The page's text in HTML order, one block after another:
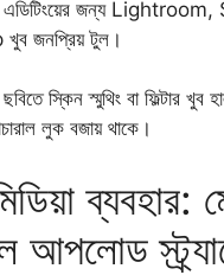
জন্য
জনপ্রিয় টুল।
স্কিন স্মুথিং বা ফিল্টার খুব
লুক বজায় থাকে।
ব্যবহার:
আপলোড